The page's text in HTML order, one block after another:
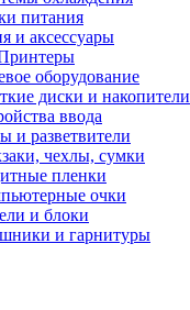
питания
и аксессуары
оборудование
диски и накопители
ввода
и разветвители
чехлы, сумки
пленки
очки
и блоки
и гарнитуры